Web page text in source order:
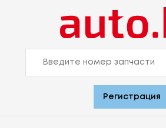
Регистрация